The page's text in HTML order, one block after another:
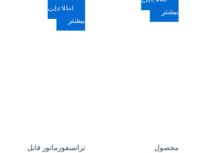
ترانسفورماتور قابل